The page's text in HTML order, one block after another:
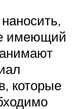
имеющий
которые